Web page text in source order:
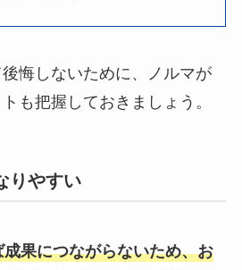
悔しないために、ノルマが
も把握しておきましょう。
りやすい
果につながらないため、お